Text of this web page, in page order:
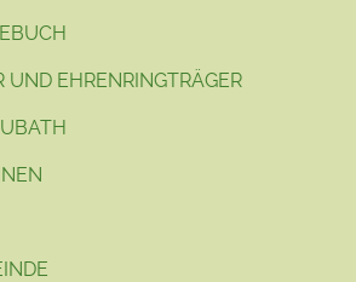
UND EHRENRINGTRÄGER